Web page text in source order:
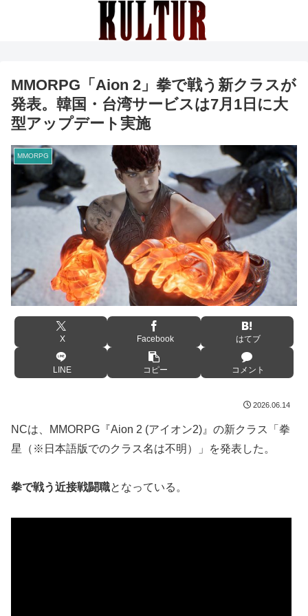
MMORPG「Aion 2」拳で戦う新クラスが
発表。韓国・台湾サービスは7月1日に大
型アップデート実施
MMORPG
X Facebook はてブ
LINE コピー コメント
2026.06.14
NCは、MMORPG『Aion 2 (アイオン2)』の新クラス「拳
星（※日本語版でのクラス名は不明）」を発表した。
拳で戦う近接戦闘職となっている。